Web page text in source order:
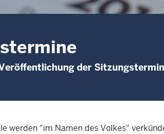
der
werden "im Namen des Volkes"